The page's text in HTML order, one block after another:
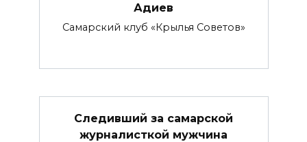
Адиев
Самарский клуб «Крылья Советов»
Следивший за самарской
журналисткой мужчина